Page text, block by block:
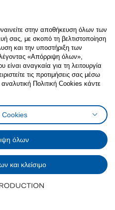
Twitter
προσβασιμότητας
Δεδομένων
Δεδομένων για ΙΚΕΑ.gr
Δεοντολογίας
στην αποθήκευση όλων των
σας, με σκοπό τη βελτιστοποίηση
και την υποστήριξη των
«Απόρριψη όλων»,
αναγκαία για τη λειτουργία
τις προτιμήσεις σας μέσω
Πολιτική Cookies κάντε
Cookies
όλων
και κλείσιμο